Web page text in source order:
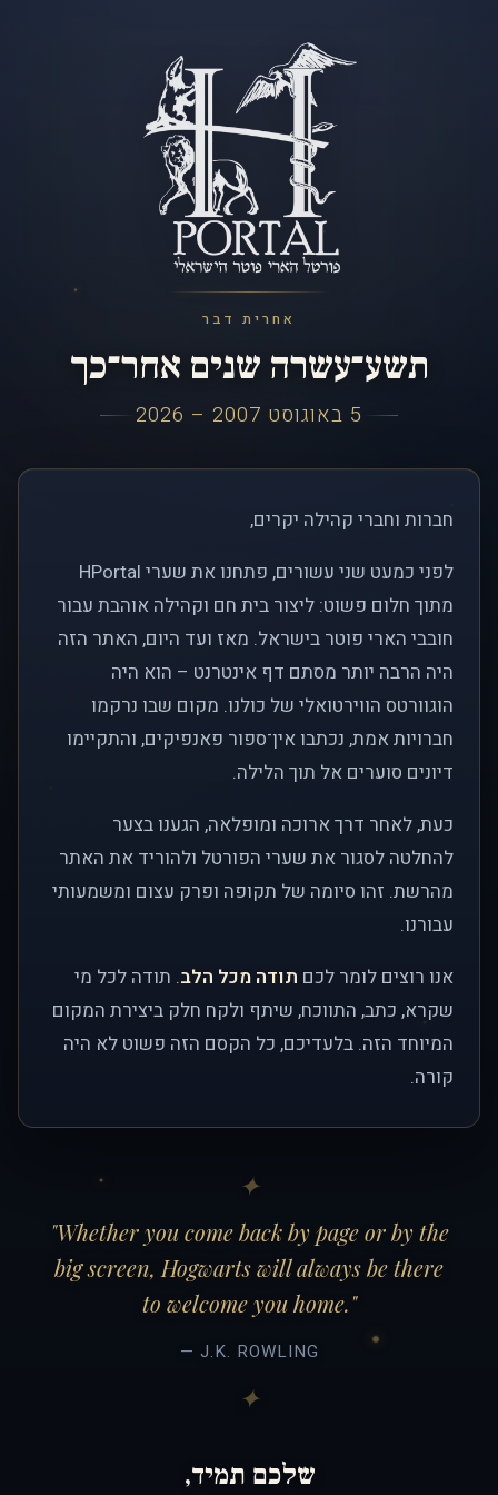
אחרית דבר
תשע־עשרה שנים אחר־כך
5 באוגוסט 2007 – 2026
חברות וחברי קהילה יקרים,
לפני כמעט שני עשורים, פתחנו את שערי HPortal
מתוך חלום פשוט: ליצור בית חם וקהילה אוהבת עבור
חובבי הארי פוטר בישראל. מאז ועד היום, האתר הזה
היה הרבה יותר מסתם דף אינטרנט – הוא היה
הוגוורטס הווירטואלי של כולנו. מקום שבו נרקמו
חברויות אמת, נכתבו אין־ספור פאנפיקים, והתקיימו
דיונים סוערים אל תוך הלילה.
כעת, לאחר דרך ארוכה ומופלאה, הגענו בצער
להחלטה לסגור את שערי הפורטל ולהוריד את האתר
מהרשת. זהו סיומה של תקופה ופרק עצום ומשמעותי
עבורנו.
אנו רוצים לומר לכם תודה מכל הלב. תודה לכל מי
שקרא, כתב, התווכח, שיתף ולקח חלק ביצירת המקום
המיוחד הזה. בלעדיכם, כל הקסם הזה פשוט לא היה
קורה.
"Whether you come back by page or by the
big screen, Hogwarts will always be there
to welcome you home."
— J.K. ROWLING
שלכם תמיד,